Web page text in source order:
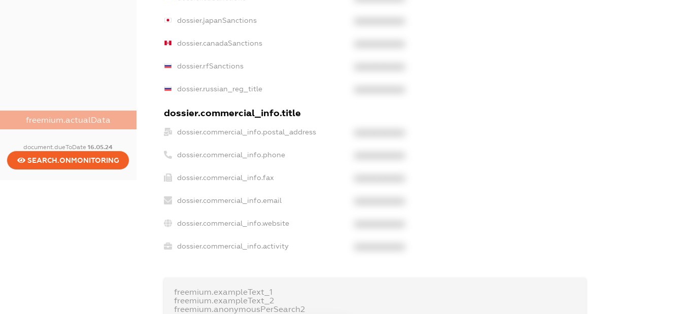
freemium.actualData
document.dueToDate16.05.24
SEARCH.ONMONITORING
dossier.japanSanctions
dossier.canadaSanctions
dossier.rfSanctions
dossier.russian_reg_title
dossier.commercial_info.title
dossier.commercial_info.postal_address
dossier.commercial_info.phone
dossier.commercial_info.fax
dossier.commercial_info.email
dossier.commercial_info.website
dossier.commercial_info.activity
freemium.exampleText_1
freemium.exampleText_2
freemium.anonymousPerSearch2